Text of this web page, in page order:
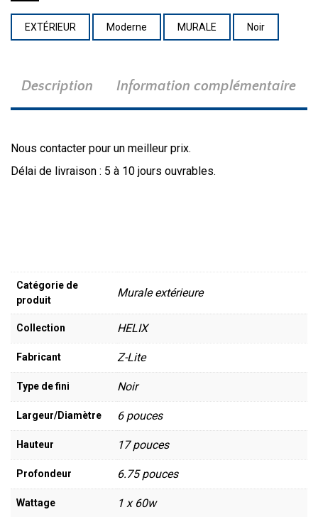
EXTÉRIEUR Moderne MURALE Noir
Description Information complémentaire
Nous contacter pour un meilleur prix.
Délai de livraison : 5 à 10 jours ouvrables.
Catégorie de
produit
Murale extérieure
Collection HELIX
Fabricant Z-Lite
Type de fini Noir
Largeur/Diamètre 6 pouces
Hauteur 17 pouces
Profondeur 6.75 pouces
Wattage 1 x 60w